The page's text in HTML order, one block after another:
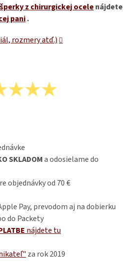
z chirurgickej ocelenájdete
pani.
rozmery atď.)
SKLADOMa odosielame do
objednávky od 70 €
Pay, prevodom aj na dobierku
do Packety
nájdete tu
za rok 2019